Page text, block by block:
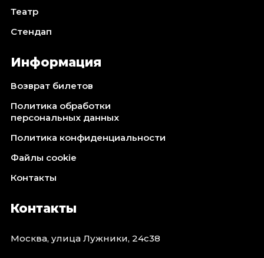
Театр
Стендап
Информация
Возврат билетов
Политика обработки
персональных данных
Политика конфиденциальности
Файлы cookie
Контакты
Контакты
Москва, улица Лужники, 24с38